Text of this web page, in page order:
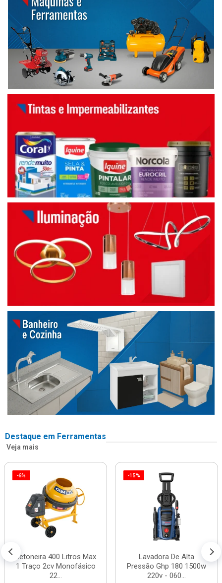
Destaque em Ferramentas
Veja mais
-6%
Betoneira 400 Litros Max
1 Traço 2cv Monofásico
22...
-15%
Lavadora De Alta
Pressão Ghp 180 1500w
220v - 060...